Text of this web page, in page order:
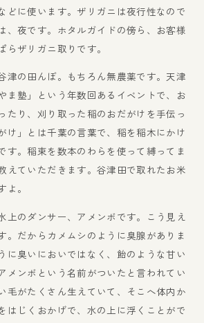
どに使います。ザリガニは夜行性なので
、夜です。ホタルガイドの傍ら、お客様
らザリガニ取りです。
田んぼ。もちろん無農薬です。天津
ま塾」という年数回あるイベントで、お
たり、刈り取った稲のおだがけを手伝っ
け」とは千葉の言葉で、稲を稲木にかけ
す。稲束を数本のわらを使って縛ってま
えていただきます。谷津田で取れたお米
。
ダンサー、アメンボです。こう見え
。だからカメムシのように臭腺がありま
に臭いにおいではなく、飴のような甘い
メンボという名前がついたと言われてい
毛がたくさん生えていて、そこへ体内か
はじくおかげで、水の上に浮くことがで